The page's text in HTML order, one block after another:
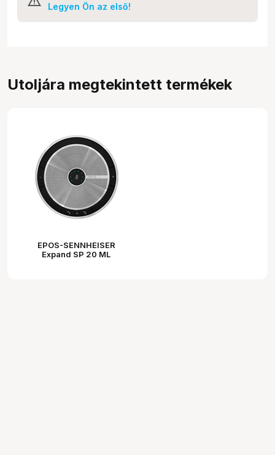
Legyen Ön az első!
Utoljára megtekintett termékek
EPOS-SENNHEISER
Expand SP 20 ML